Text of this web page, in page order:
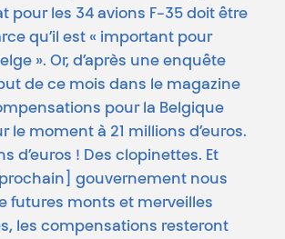
pour les 34 avions F-35 doit être
qu’il est « important pour
». Or, d’après une enquête
de ce mois dans le magazine
pour la Belgique
le moment à 21 millions d’euros.
d’euros ! Des clopinettes. Et
gouvernement nous
futures monts et merveilles
les compensations resteront